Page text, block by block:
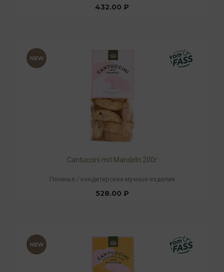
432.00 ₽
Cantuccini mit Mandeln 200г
Печенье / кондитерские мучные изделия
528.00 ₽